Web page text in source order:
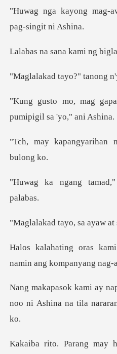
i ng
d tayo?" t
pum
han
a ayaw
namin ang kompany
noo ni Ashina na til